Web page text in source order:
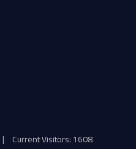
| Current Visitors: 1608